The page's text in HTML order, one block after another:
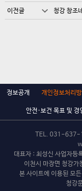
이전글 청강 창조
정보공개 개인정보처리
안전·보건 목표 및 경
TEL. 031-637-
대표자 : 최성신 사업자
이천시 마장면 청강
본 사이트에 이용된 모
청강